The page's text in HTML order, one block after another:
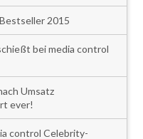
2015
bei media control
Umsatz
ever!
control Celebrity-